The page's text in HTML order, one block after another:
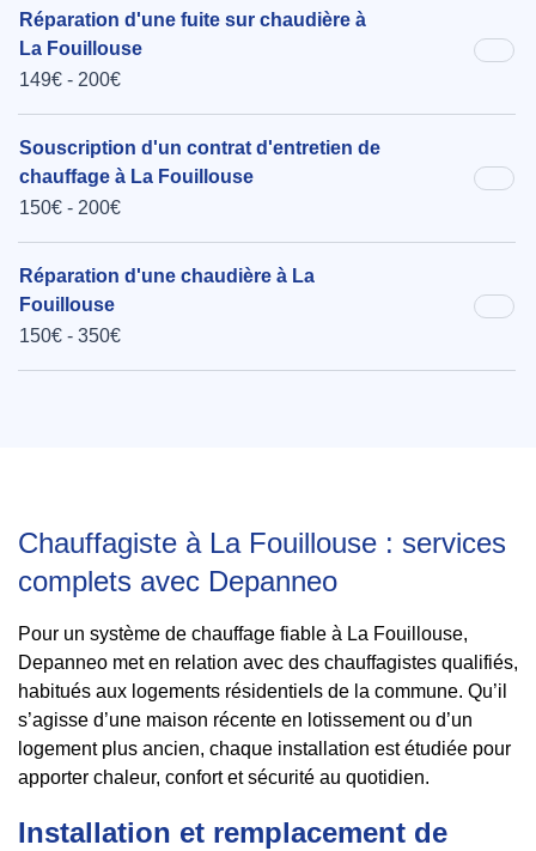
Réparation d'une fuite sur chaudière à
La Fouillouse
149€ - 200€
Souscription d'un contrat d'entretien de
chauffage à La Fouillouse
150€ - 200€
Réparation d'une chaudière à La
Fouillouse
150€ - 350€
Chauffagiste à La Fouillouse : services
complets avec Depanneo
Pour un système de chauffage fiable à La Fouillouse,
Depanneo met en relation avec des chauffagistes qualifiés,
habitués aux logements résidentiels de la commune. Qu’il
s’agisse d’une maison récente en lotissement ou d’un
logement plus ancien, chaque installation est étudiée pour
apporter chaleur, confort et sécurité au quotidien.
Installation et remplacement de